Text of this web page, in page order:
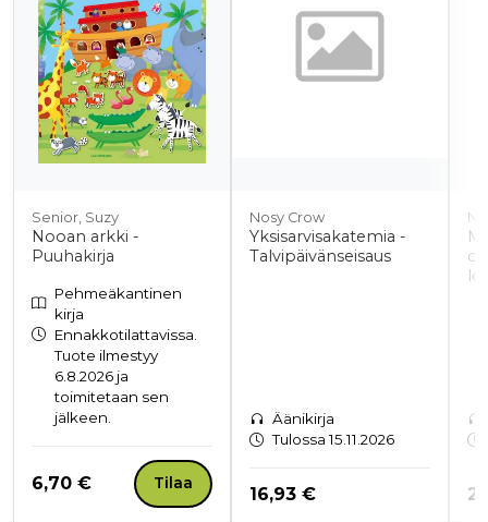
Senior, Suzy
Nooan arkki -
Puuhakirja
Pehmeäkantinen
kirja
Ennakkotilattavissa.
Tuote ilmestyy
6.8.2026 ja
toimitetaan sen
jälkeen.
Hinta nyt
6,70 € Tilaa
Nosy Crow
Yksisarvisakatemia -
Talvipäivänseisaus
Äänikirja
Tulossa 15.11.2026
Hinta nyt
16,93 €